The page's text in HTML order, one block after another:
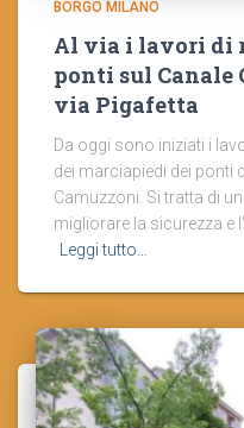
BORGO MILANO
Al via i lavori di
ponti sul Canale
via Pigafetta
Da oggi sono iniziati i
dei marciapiedi dei ponti
Camuzzoni. Si tratta di
migliorare la sicurezza e
Leggi tutto…